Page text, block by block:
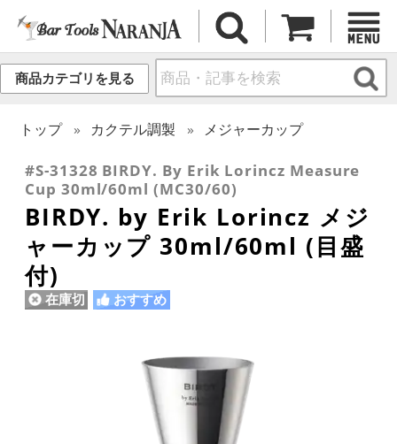
商品カテゴリを見る
トップ カクテル調製 メジャーカップ
#S-31328 BIRDY. By Erik Lorincz Measure
Cup 30ml/60ml (MC30/60)
BIRDY. by Erik Lorincz メジ
ャーカップ 30ml/60ml (目盛
付)
在庫切 おすすめ